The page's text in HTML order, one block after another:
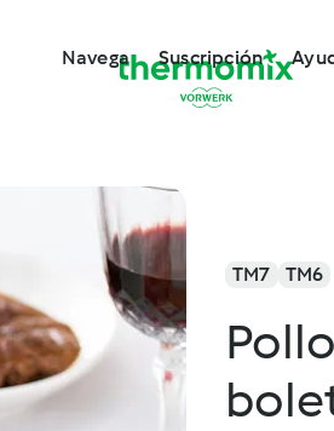
Navega Suscripción
TM7 TM6